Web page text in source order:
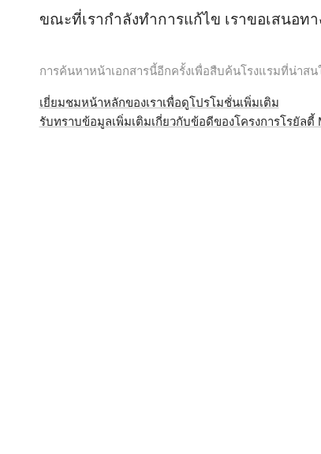
ขณะที่เรากำลังทำการแก้ไข เราขอเสนอท
การค้นหาหน้าเอกสารนี้อีกครั้งเพื่อสืบค้นโรงแรมที่น่าสน
เยี่ยมชมหน้าหลักของเราเพื่อดูโปรโมชั่นเพิ่มเติม
รับทราบข้อมูลเพิ่มเติมเกี่ยวกับข้อดีของโครงการโรยัลตี้